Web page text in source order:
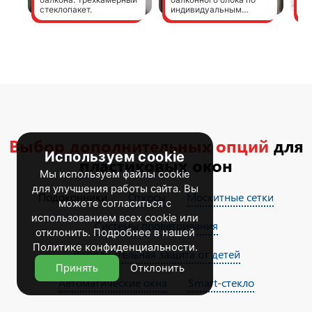
Используем cookie
Мы используем файлы cookie
для улучшения работы сайта. Вы
можете согласиться с
использованием всех cookie или
отклонить. Подробнее в нашей
Политике конфиденциальности.
Принять
Отклонить
стеклопакет.
индивидуальным
размерам
Выбор дополнительных опций для
пластиковых окон
Подоконники Откосы
Москитные сетки
Системы проветривания
Дополнительная защита от детей
Автоматические окна
Smart-стекло